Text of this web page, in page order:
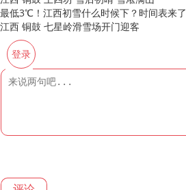
最低3℃！江西初雪什么时候下？时间表来了
江西 铜鼓 七星岭滑雪场开门迎客
登录